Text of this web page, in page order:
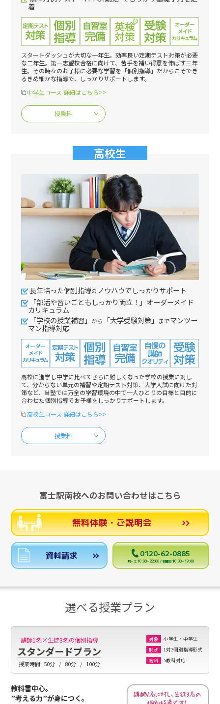
着
スタートダッシュが大切な一年生。効率良い定期テスト対策が必要
な二年生。第一志望校合格に向けて、苦手を補い得意を伸ばす三年
生。その時々のお子様に必要な学習を「個別指導」だからこそでき
るきめ細かな指導で、しっかりサポートします。
中学生コース 詳細はこちら>>
授業料
高校生
長年培った個別指導の ノウハウでしっかりサポート
「部活や習いごともしっかり両立！」オーダーメイド
カリキュラム
「学校の授業補習」
から 「大学受験対策」 までマンツー
マン指導対応
高校に進学し中学に比べてさらに難しくなった学校の授業に対し
て、分からない単元の補習や定期テスト対策、大学入試に向けた対
策など、当塾では万全の学習環境の中で一人ひとりの目標と目的に
合わせた個別指導でお子様をしっかりサポートします。
高校生コース 詳細はこちら>>
授業料
富士駅南校へのお問い合わせはこちら
無料体験・ご説明会
資料請求 0120-62-0885
月～土 10:00～22:00 / 日曜日 10:00～19:00
選べる授業プラン
講師1名×生徒3名の個別指導
スタンダードプラン
授業時間: 50分 80分 100分
対象
小学生・中学生
形式
1対3個別指導形式
教科
5教科対応
教科書中心。
”考える力”が身につく。